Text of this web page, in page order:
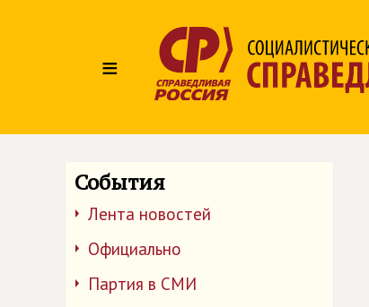
≡
События
Лента новостей
Официально
Партия в СМИ